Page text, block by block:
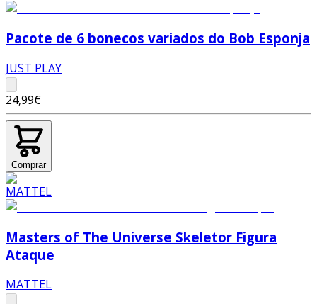
Pacote de 6 bonecos variados do Bob Esponja
JUST PLAY
24,99€
Comprar
Masters of The Universe Skeletor Figura
Ataque
MATTEL